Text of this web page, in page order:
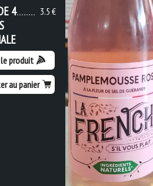
3.5 €
4
le produit
au panier